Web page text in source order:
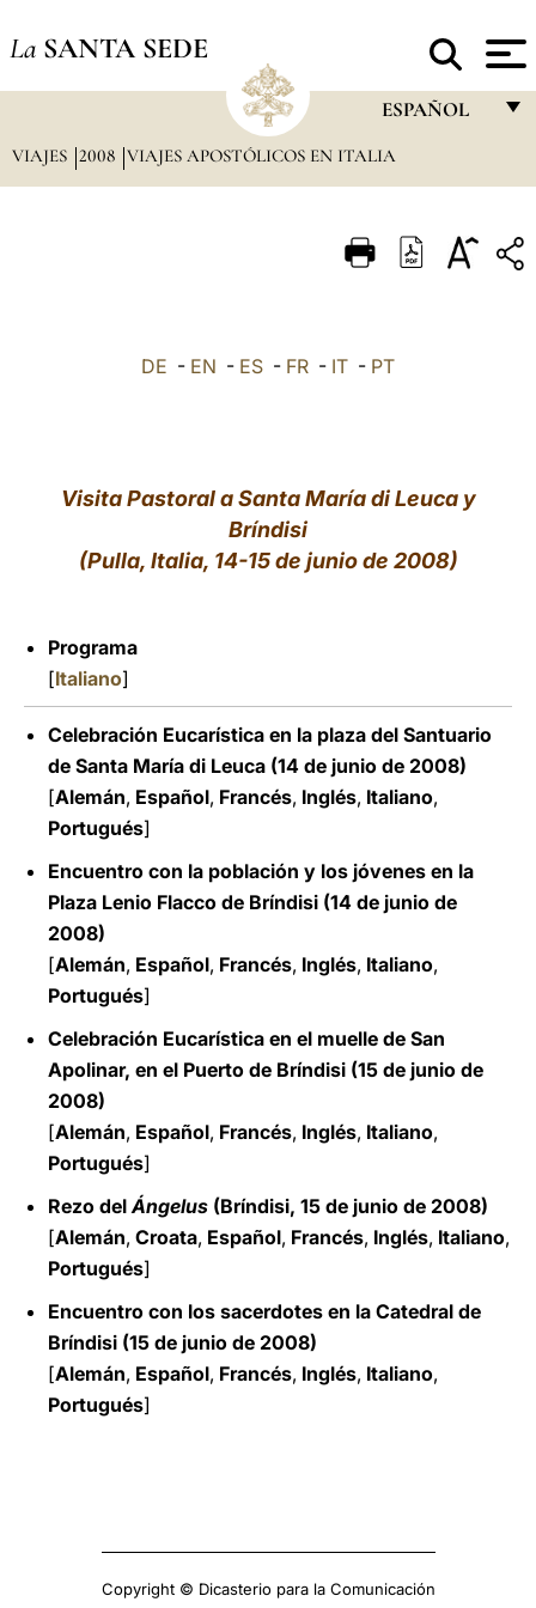
La SANTA SEDE
ESPAÑOL
FRANÇAIS
ITALIANO
LATINE
VIAJES 2008 VIAJES APOSTÓLICOS EN ITALIA
DE - EN - ES - FR - IT - PT
Visita Pastoral a Santa María di Leuca y
Bríndisi
(Pulla, Italia, 14-15 de junio de 2008)
Programa
[Italiano]
Celebración Eucarística en la plaza del Santuario
de Santa María di Leuca (14 de junio de 2008)
[Alemán, Español, Francés, Inglés, Italiano,
Portugués]
Encuentro con la población y los jóvenes en la
Plaza Lenio Flacco de Bríndisi (14 de junio de
2008)
[Alemán, Español, Francés, Inglés, Italiano,
Portugués]
Celebración Eucarística en el muelle de San
Apolinar, en el Puerto de Bríndisi (15 de junio de
2008)
[Alemán, Español, Francés, Inglés, Italiano,
Portugués]
Rezo delÁngelus (Bríndisi, 15 de junio de 2008)
[Alemán, Croata, Español, Francés, Inglés, Italiano,
Portugués]
Encuentro con los sacerdotes en la Catedral de
Bríndisi (15 de junio de 2008)
[Alemán, Español, Francés, Inglés, Italiano,
Portugués]
Copyright © Dicasterio para la Comunicación